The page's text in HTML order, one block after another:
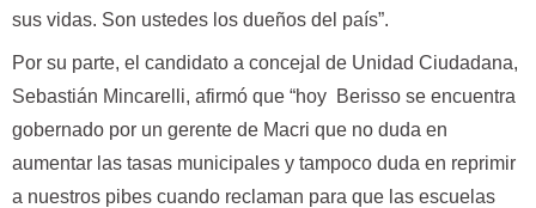
sus vidas. Son ustedes los dueños del país”.
Por su parte, el candidato a concejal de Unidad Ciudadana,
Sebastián Mincarelli, afirmó que “hoy Berisso se encuentra
gobernado por un gerente de Macri que no duda en
aumentar las tasas municipales y tampoco duda en reprimir
a nuestros pibes cuando reclaman para que las escuelas